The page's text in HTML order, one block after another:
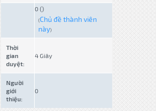
0 ()
(Chủ đề thành viên
này)
Thời
gian
duyệt:
4 Giây
Người
giới
thiệu:
0